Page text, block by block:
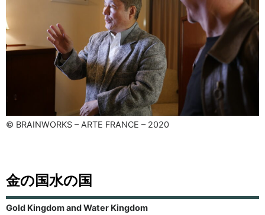
© BRAINWORKS – ARTE FRANCE – 2020
金の国水の国
Gold Kingdom and Water Kingdom